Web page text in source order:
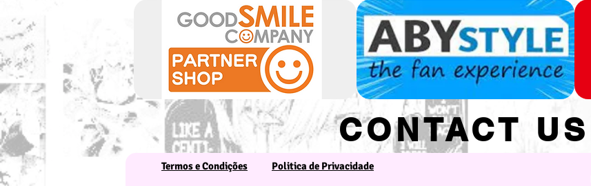
CONTACT US
Termos e Condições Politica de Privacidade